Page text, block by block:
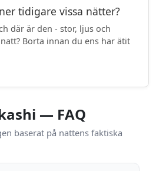
tidigare vissa nätter?
där är den - stor, ljus och
Borta innan du ens har ätit
— FAQ
baserat på nattens faktiska